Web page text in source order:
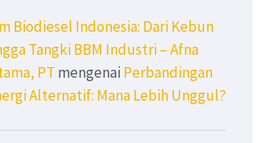
Biodiesel Indonesia: Dari Kebun
Tangki BBM Industri – Afna
PT mengenai Perbandingan
Alternatif: Mana Lebih Unggul?